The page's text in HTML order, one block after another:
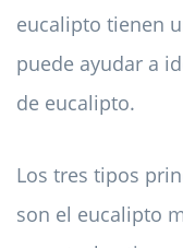
eucalipto tienen
puede ayudar a
de eucalipto.
Los tres tipos
son el eucalipto